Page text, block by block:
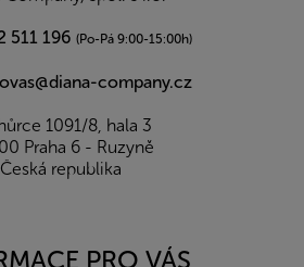
511 196 (Po-Pá 9:00-15:00h)
company.cz
1091/8, hala 3
Praha 6 - Ruzyně
Česká republika
PRO VÁS